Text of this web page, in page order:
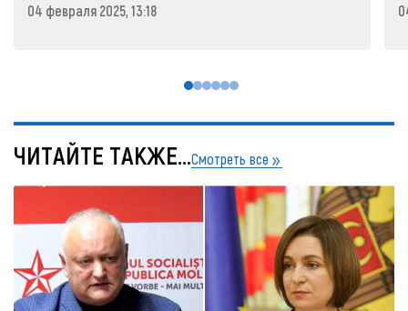
04 февраля 2025, 13:18
ЧИТАЙТЕ ТАКЖЕ...Смотреть все